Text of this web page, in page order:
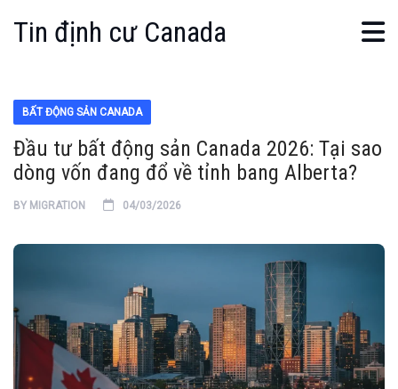
Tin định cư Canada
BẤT ĐỘNG SẢN CANADA
Đầu tư bất động sản Canada 2026: Tại sao
dòng vốn đang đổ về tỉnh bang Alberta?
BY MIGRATION 04/03/2026